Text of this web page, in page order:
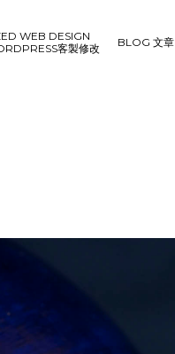
WEB DESIGN
客製修改
BLOG 文章